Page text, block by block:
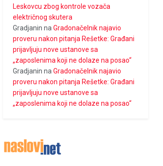
Leskovcu zbog kontrole vozača
električnog skutera
Gradjanin naGradonačelnik najavio
proveru nakon pitanja Rešetke: Građani
prijavljuju nove ustanove sa
„zaposlenima koji ne dolaze na posao“
Gradjanin naGradonačelnik najavio
proveru nakon pitanja Rešetke: Građani
prijavljuju nove ustanove sa
„zaposlenima koji ne dolaze na posao“